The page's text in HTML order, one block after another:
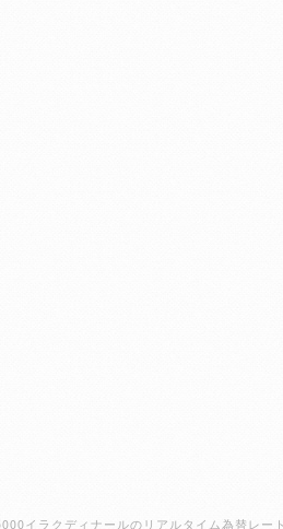
イラクディナールのリアルタイム為替レー